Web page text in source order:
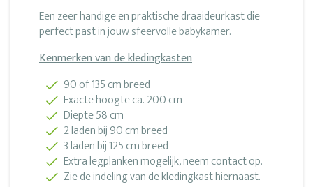
Een zeer handige en praktische draaideurkast die
perfect past in jouw sfeervolle babykamer.
Kenmerken van de kledingkasten
90 of 135 cm breed
Exacte hoogte ca. 200 cm
Diepte 58 cm
2 laden bij 90 cm breed
3 laden bij 125 cm breed
Extra legplanken mogelijk, neem contact op.
Zie de indeling van de kledingkast hiernaast.